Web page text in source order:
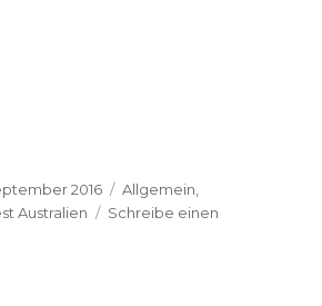
2016 Kategorien
Allgemein
Australien
Schreibe einen